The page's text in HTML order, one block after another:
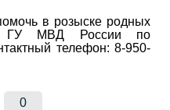
в розыске родных
ГУ МВД России по
телефон: 8-950-
0